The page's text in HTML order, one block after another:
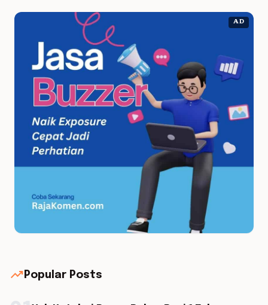
AD
trending_up Popular Posts